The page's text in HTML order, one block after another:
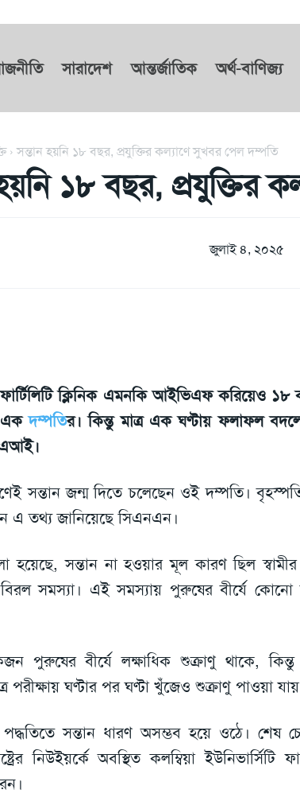
সারাদেশ আন্তর্জাতিক অর্থ-বাণিজ্য
সন্তান হয়নি ১৮ বছর, প্রযুক্তির কল্যাণে সুখবর পেল দম্পতি
১৮ বছর, প্রযুক্তির
জুলাই ৪, ২০২৫
ফার্টিলিটি ক্লিনিক এমনকি আইভিএফ করিয়েও
একদম্পতির। কিন্তু মাত্র এক ঘণ্টায় ফলাফল
এআই।
সন্তান জন্ম দিতে চলেছেন ওই দম্পতি।
এ তথ্য জানিয়েছে সিএনএন।
হয়েছে, সন্তান না হওয়ার মূল কারণ ছিল স্বামীর
সমস্যা। এই সমস্যায় পুরুষের বীর্যে কোনো
পুরুষের বীর্যে লক্ষাধিক শুক্রাণু থাকে, কিন্তু
পরীক্ষায় ঘণ্টার পর ঘণ্টা খুঁজেও শুক্রাণু পাওয়া
সন্তান ধারণ অসম্ভব হয়ে ওঠে। শেষ
নিউইয়র্কে অবস্থিত কলম্বিয়া ইউনিভার্সিটি